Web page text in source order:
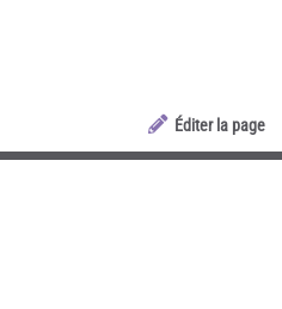
Éditer la page